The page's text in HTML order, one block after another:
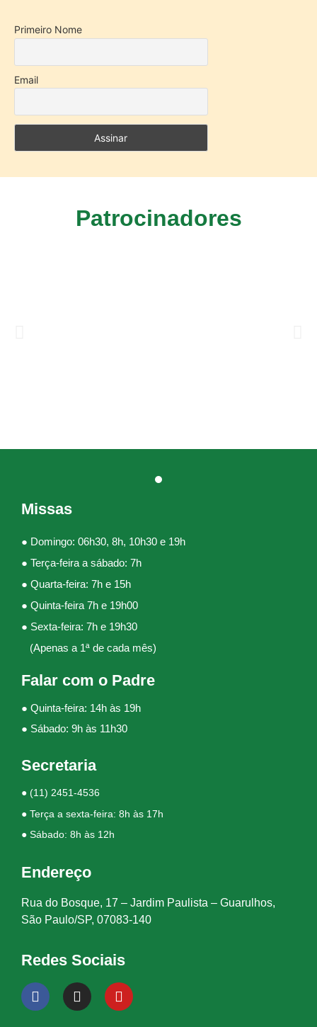
Primeiro Nome
Email
Patrocinadores
Missas
● Domingo: 06h30, 8h, 10h30 e 19h
● Terça-feira a sábado: 7h
● Quarta-feira: 7h e 15h
● Quinta-feira 7h e 19h00
● Sexta-feira: 7h e 19h30
(Apenas a 1ª de cada mês)
Falar com o Padre
● Quinta-feira: 14h às 19h
● Sábado: 9h às 11h30
Secretaria
● (11) 2451-4536
● Terça a sexta-feira: 8h às 17h
● Sábado: 8h às 12h
Endereço
Rua do Bosque, 17 – Jardim Paulista – Guarulhos,
São Paulo/SP, 07083-140
Redes Sociais